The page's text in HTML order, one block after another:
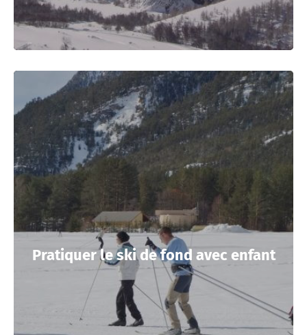
Pratiquer le ski de fond avec enfant